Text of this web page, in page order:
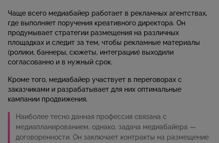
Чаще всего медиабайер работает в рекламных агентствах,
где выполняет поручения креативного директора. Он
продумывает стратегии размещения на различных
площадках и следит за тем, чтобы рекламные материалы
(ролики, баннеры, сюжеты, интеграции) выходили
согласованно и в нужный срок.
Кроме того, медиабайер участвует в переговорах с
заказчиками и разрабатывает для них оптимальные
кампании продвижения.
Наиболее тесно данная профессия связана с
медиапланированием, однако, задача медиабайера —
договоренности. Он заключает контракты на размещение